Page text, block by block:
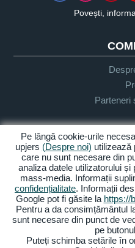
Povești,
Parteneri
Politica de
confidențialitate
Pe lângă cookie-urile
upjers (Despre noi) utilizează
care nu sunt necesare din
analiza datele utilizatorului
mass-media. Informații
confidențialitate. Informații
Google pot fi găsite la https://
Pentru a da consimțământul
sunt necesare din punct de
pe
Puteți schimba setările în